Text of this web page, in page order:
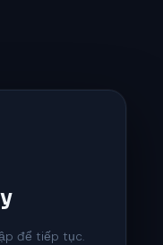
để tiếp tục.